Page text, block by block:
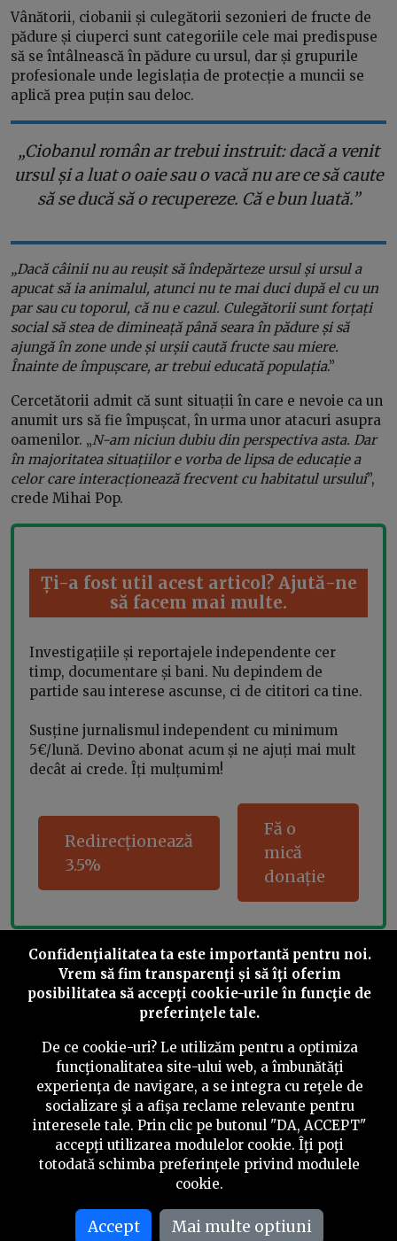
Vânătorii, ciobanii și culegătorii sezonieri de fructe de
pădure și ciuperci sunt categoriile cele mai predispuse
să se întâlnească în pădure cu ursul, dar și grupurile
profesionale unde legislația de protecție a muncii se
aplică prea puțin sau deloc.
„Ciobanul român ar trebui instruit: dacă a venit
ursul și a luat o oaie sau o vacă nu are ce să caute
să se ducă să o recupereze. Că e bun luată.”
„Dacă câinii nu au reușit să îndepărteze ursul și ursul a
apucat să ia animalul, atunci nu te mai duci după el cu un
par sau cu toporul, că nu e cazul. Culegătorii sunt forțați
social să stea de dimineață până seara în pădure și să
ajungă în zone unde și urșii caută fructe sau miere.
Înainte de împușcare, ar trebui educată populația.”
Cercetătorii admit că sunt situații în care e nevoie ca un
anumit urs să fie împușcat, în urma unor atacuri asupra
oamenilor. „N-am niciun dubiu din perspectiva asta. Dar
în majoritatea situațiilor e vorba de lipsa de educație a
celor care interacționează frecvent cu habitatul ursului”,
crede Mihai Pop.
Ți-a fost util acest articol? Ajută-ne
să facem mai multe.
Investigațiile și reportajele independente cer
timp, documentare și bani. Nu depindem de
partide sau interese ascunse, ci de cititori ca tine.
Susține jurnalismul independent cu minimum
5€/lună. Devino abonat acum și ne ajuți mai mult
decât ai crede. Îți mulțumim!
Redirecționează
3.5%
Fă o
mică
donație
Share this
©2026 PressOne.ro
RSSNewslettereDespre noi Politica editorială
Politica de verificare a conținutuluiContact
Confidenţialitatea ta este importantă pentru noi.
Vrem să fim transparenţi și să îţi oferim
posibilitatea să accepţi cookie-urile în funcţie de
preferinţele tale.
De ce cookie-uri? Le utilizăm pentru a optimiza
funcţionalitatea site-ului web, a îmbunătăţi
experienţa de navigare, a se integra cu reţele de
socializare şi a afişa reclame relevante pentru
interesele tale. Prin clic pe butonul "DA, ACCEPT"
accepţi utilizarea modulelor cookie. Îţi poţi
totodată schimba preferinţele privind modulele
cookie.
Accept Mai multe optiuni